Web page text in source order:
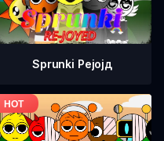
Sprunki Рејојд